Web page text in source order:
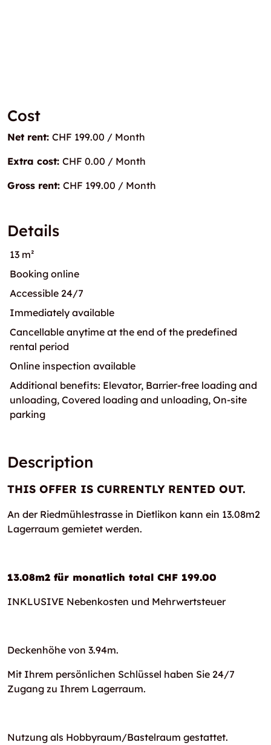
Cost
Net rent: CHF 199.00 / Month
Extra cost: CHF 0.00 / Month
Gross rent: CHF 199.00 / Month
Details
13 m²
Booking online
Accessible 24/7
Immediately available
Cancellable anytime at the end of the predefined
rental period
Online inspection available
Additional benefits: Elevator, Barrier-free loading and
unloading, Covered loading and unloading, On-site
parking
Description
THIS OFFER IS CURRENTLY RENTED OUT.
An der Riedmühlestrasse in Dietlikon kann ein 13.08m2
Lagerraum gemietet werden.
13.08m2 für monatlich total CHF 199.00
INKLUSIVE Nebenkosten und Mehrwertsteuer
Deckenhöhe von 3.94m.
Mit Ihrem persönlichen Schlüssel haben Sie 24/7
Zugang zu Ihrem Lagerraum.
Nutzung als Hobbyraum/Bastelraum gestattet.